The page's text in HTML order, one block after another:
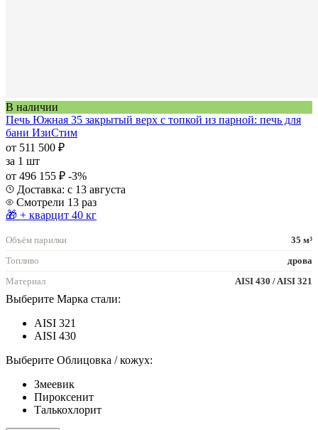
В наличии
Печь Южная 35 закрытый верх с топкой из парной: печь для
бани ИзиСтим
от 511 500 ₽
за 1 шт
от 496 155 ₽ -3%
Доставка: с 13 августа
Смотрели 13 раз
🎁 + кварцит 40 кг
Объём парилки
35 м³
Топливо
дрова
Материал
AISI 430 / AISI 321
Выберите Марка стали:
AISI 321
AISI 430
Выберите Облицовка / кожух:
Змеевик
Пироксенит
Талькохлорит